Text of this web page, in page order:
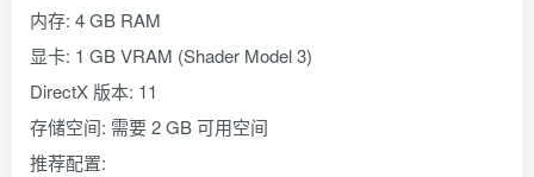
内存: 4 GB RAM
显卡: 1 GB VRAM (Shader Model 3)
DirectX 版本: 11
存储空间: 需要 2 GB 可用空间
推荐配置: